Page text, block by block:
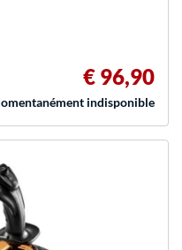
€ 96,90
indisponible